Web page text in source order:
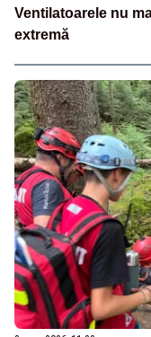
Ventilatoarele nu
extremă